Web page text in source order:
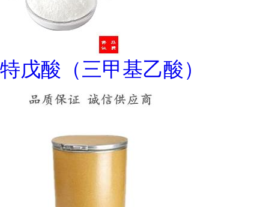
特戊酸（三甲基乙酸）